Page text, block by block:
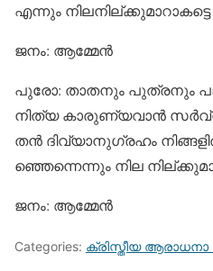
എന്നും നിലനില്ക്കുമാറാകട്ടെ
ജനം: ആമ്മേന്‍
പുരോ: താതനും പുത്രനും
നിത്യ കാരുണ്യവാന്‍
തന്‍ ദിവ്യാനുഗ്രഹം
ഞ്ഞെന്നെന്നും നില
ജനം: ആമ്മേന്‍
Categories: ക്രിസ്തീയ